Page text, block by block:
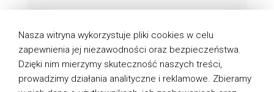
PRODUKTY
DO POBRANIA
Nasza witryna wykorzystuje pliki cookies w celu
zapewnienia jej niezawodności oraz bezpieczeństwa.
Dzięki nim mierzymy skuteczność naszych treści,
prowadzimy działania analityczne i reklamowe. Zbieramy